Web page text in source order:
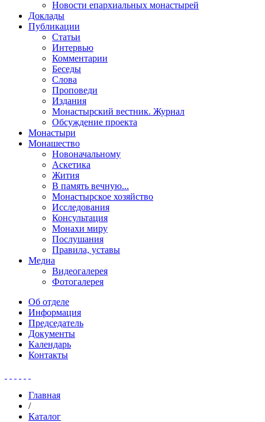
Новости епархиальных монастырей
Доклады
Публикации
Статьи
Интервью
Комментарии
Беседы
Слова
Проповеди
Издания
Монастырский вестник. Журнал
Обсуждение проекта
Монастыри
Монашество
Новоначальному
Аскетика
Жития
В память вечную...
Монастырское хозяйство
Исследования
Консультация
Монахи миру
Послушания
Правила, уставы
Медиа
Видеогалерея
Фотогалерея
Об отделе
Информация
Председатель
Документы
Календарь
Контакты
Главная
/
Каталог